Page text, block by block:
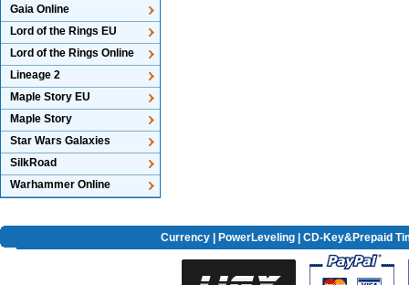
Gaia Online
Lord of the Rings EU
Lord of the Rings Online
Lineage 2
Maple Story EU
Maple Story
Star Wars Galaxies
SilkRoad
Warhammer Online
Currency| PowerLeveling| CD-Key&Prepaid